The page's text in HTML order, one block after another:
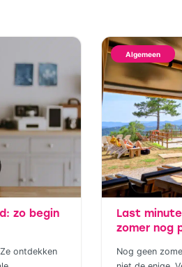
zo begin
ontdekken
Algemeen
Last
zomer nog
Nog geen